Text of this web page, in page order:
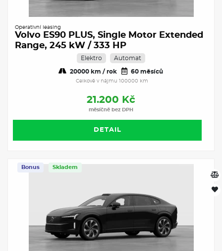
Operativní leasing
Volvo ES90 PLUS, Single Motor Extended
Range, 245 kW / 333 HP
Elektro Automat
20000 km / rok 60 měsíců
Celkově v nájmu 100000 km
21.200 Kč
měsíčně bez DPH
DETAIL
Skladem
Bonus